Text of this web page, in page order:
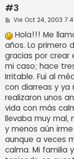
#3
M
n
s
a
j
e
Vie Oct 24, 2003
Hola!!! Me
años. Lo primero
gracias por crear
mi caso; hace
Irritable. Fui al
con diarreas y
realizaron unos
vida con más
llevaba muy mal,
y menos aún
aunque a veces
calma. Mi familia